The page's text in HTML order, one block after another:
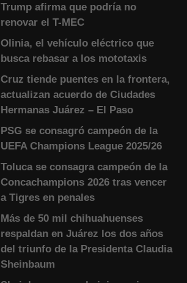
Trump afirma que podría no
renovar el T-MEC
Olinia, el vehículo eléctrico que
busca rebasar a los mototaxis
Cruz tiende puentes en la frontera,
actualizan acuerdo de Ciudades
Hermanas Juárez – El Paso
PSG se consagró campeón de la
UEFA Champions League 2025/26
Toluca se consagra campeón de la
Concachampions 2026 tras vencer
a Tigres en penales
Más de 50 mil chihuahuenses
respaldan en Juárez los dos años
del triunfo de la Presidenta Claudia
Sheinbaum